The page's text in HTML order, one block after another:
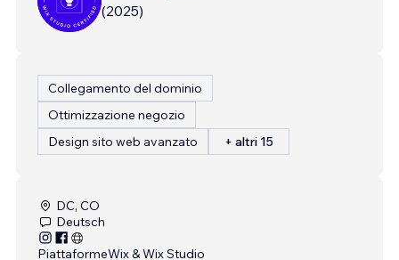
(2025)
Collegamento del dominio
Ottimizzazione negozio
Design sito web avanzato
+ altri 15
DC, CO
Deutsch
PiattaformeWix & Wix Studio